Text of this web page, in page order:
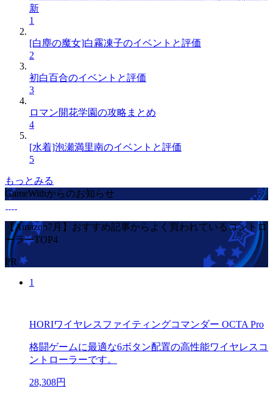
新
1
[白塵の魔女]白霧凍子のイベントと評価
2
初白百合のイベントと評価
3
ロマン開花学園の攻略まとめ
4
[水着]泡瀬満里南のイベントと評価
5
もっとみる
GameWithからのお知らせ
【Amazon7月】おすすめ記事からよく買われているコントロ
ーラーTOP4
PR
1
HORIワイヤレスファイティングコマンダー OCTA Pro
格闘ゲームに最適な6ボタン配置の高性能ワイヤレスコ
ントローラーです。
28,308円